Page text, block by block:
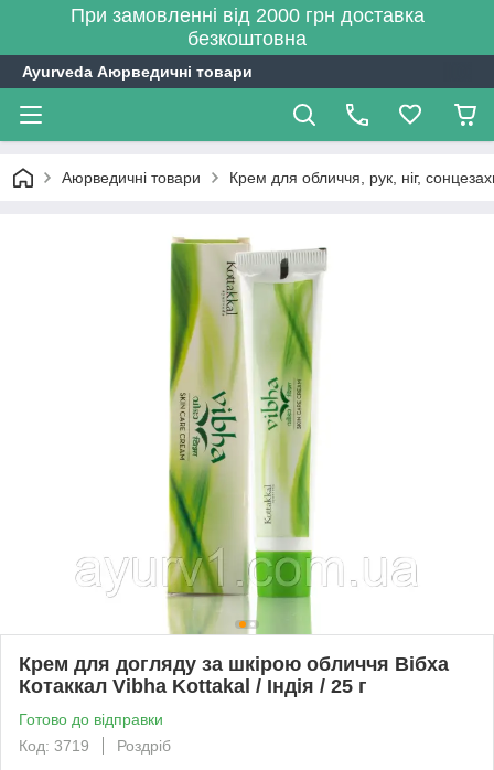
При замовленні від 2000 грн доставка
безкоштовна
Ayurveda Аюрведичні товари
Аюрведичні товари Крем для обличчя, рук, ніг,
Крем для догляду за шкірою обличчя Вібха
Котаккал Vibha Kottakal / Індія / 25 г
Готово до відправки
Код: 3719
Роздріб